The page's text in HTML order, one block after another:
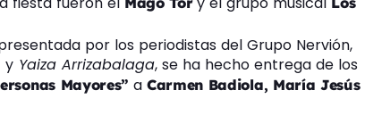
por los periodistas del Grupo Nervión,
y Yaiza Arrizabalaga, se ha hecho entrega de los
Mayores” a Carmen Badiola, María Jesús